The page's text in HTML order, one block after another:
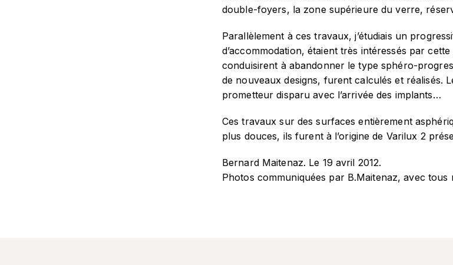
double-foyers, la zone supérieure du verre,
Parallèlement à ces travaux, j’étudiais un
d’accommodation, étaient très intéressés par
conduisirent à abandonner le type sphéro-
de nouveaux designs, furent calculés et réalisés.
prometteur disparu avec l’arrivée des implants…
Ces travaux sur des surfaces entièrement
plus douces, ils furent à l’origine de Varilux 2
Bernard Maitenaz. Le 19 avril 2012.
Photos communiquées par B.Maitenaz, avec tous